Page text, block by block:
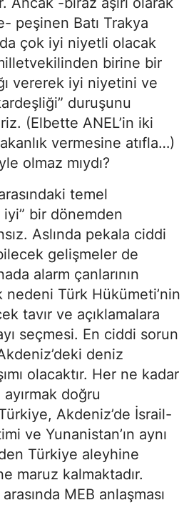
peşinen Batı Trakya
çok iyi niyetli olacak
birine bir
vererek iyi niyetini ve
duruşunu
(Elbette ANEL’in iki
vermesine atıfla…)
olmaz mıydı?
temel
iyi” bir dönemden
Aslında pekala ciddi
gelişmeler de
alarm çanlarının
nedeni Türk Hükümeti’nin
tavır ve açıklamalara
seçmesi. En ciddi sorun
deniz
olacaktır. Her ne kadar
doğru
Akdeniz’de İsrail-
ve Yunanistan’ın aynı
Türkiye aleyhine
maruz kalmaktadır.
MEB anlaşması